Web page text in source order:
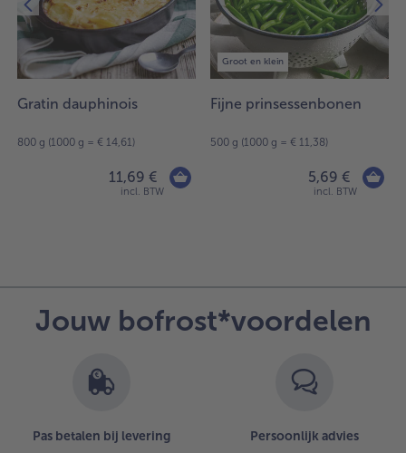
Gratin dauphinois
800 g (1000 g = € 14,61)
11,69 €
incl. BTW
Groot en klein
Fijne prinsessenbonen
500 g (1000 g = € 11,38)
5,69 €
incl. BTW
Jouw bofrost*voordelen
Pas betalen bij levering Persoonlijk advies